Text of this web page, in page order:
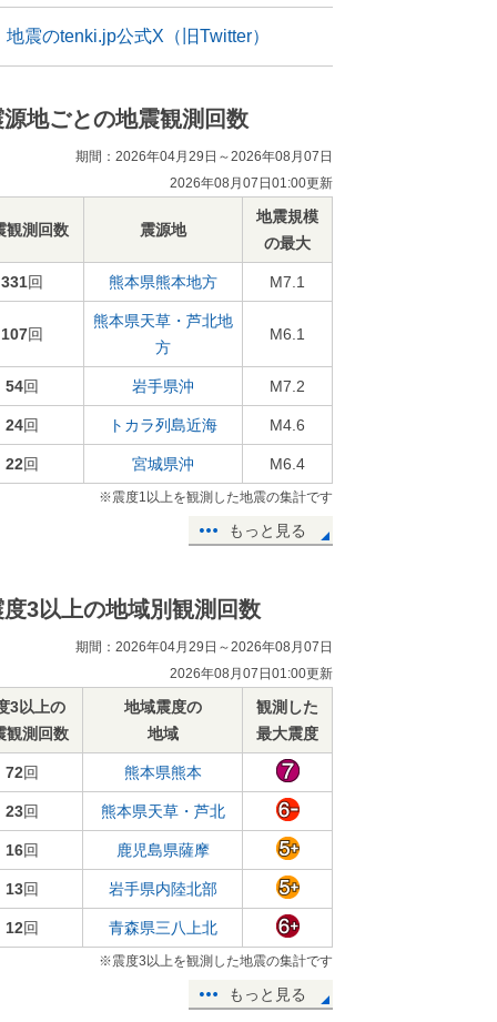
地震のtenki.jp公式X（旧Twitter）
源地ごとの地震観測回数
期間：2026年04月29日～2026年08月07日
2026年08月07日01:00更新
観測回数 震源地
地震規模
の最大
331回 熊本県熊本地方 M7.1
107回
熊本県天草・芦北地
方
M6.1
54回 岩手県沖 M7.2
24回 トカラ列島近海 M4.6
22回 宮城県沖 M6.4
※震度1以上を観測した地震の集計です
もっと見る
度3以上の地域別観測回数
期間：2026年04月29日～2026年08月07日
2026年08月07日01:00更新
3以上の
観測回数
地域震度の
地域
観測した
最大震度
72回 熊本県熊本
23回 熊本県天草・芦北
16回 鹿児島県薩摩
13回 岩手県内陸北部
12回 青森県三八上北
※震度3以上を観測した地震の集計です
もっと見る